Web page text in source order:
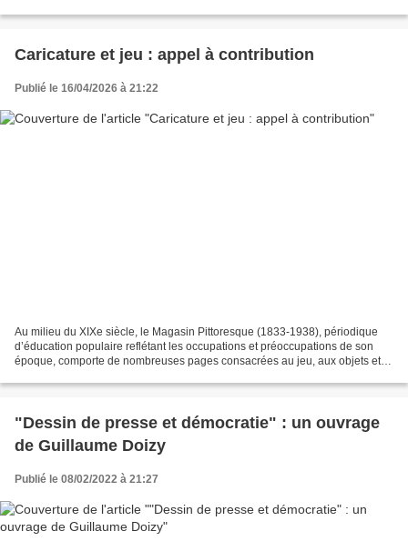
Caricature et jeu : appel à contribution
Publié le 16/04/2026 à 21:22
Au milieu du XIXe siècle, le Magasin Pittoresque (1833-1938), périodique
d’éducation populaire reflétant les occupations et préoccupations de son
époque, comporte de nombreuses pages consacrées au jeu, aux objets et
"Dessin de presse et démocratie" : un ouvrage
de Guillaume Doizy
Publié le 08/02/2022 à 21:27